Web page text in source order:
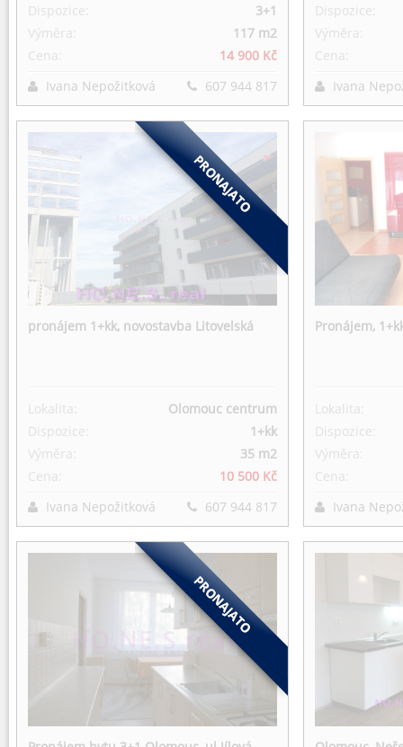
Dispozice:
3+1
Výměra:
117 m2
Cena:
14 900 Kč
Ivana Nepožitková
607 944 817
Dispozice:
Výměra:
Cena:
Ivana
pronájem 1+kk, novostavba Litovelská
Lokalita:
Olomouc centrum
Dispozice:
1+kk
Výměra:
35 m2
Cena:
10 500 Kč
Ivana Nepožitková
607 944 817
Pronájem,
Lokalita:
Dispozice:
Výměra:
Cena:
Ivana